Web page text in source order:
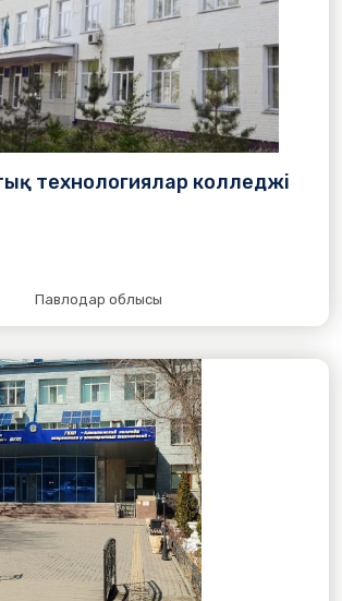
технологиялар колледжі
Павлодар облысы